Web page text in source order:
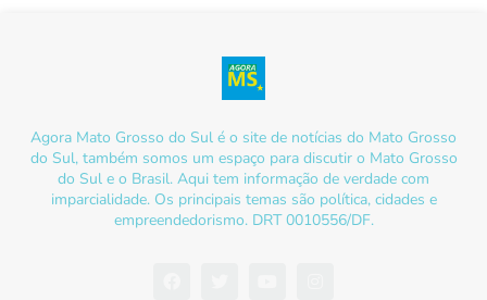
Agora Mato Grosso do Sul é o site de notícias do Mato Grosso
do Sul, também somos um espaço para discutir o Mato Grosso
do Sul e o Brasil. Aqui tem informação de verdade com
imparcialidade. Os principais temas são política, cidades e
empreendedorismo. DRT 0010556/DF.